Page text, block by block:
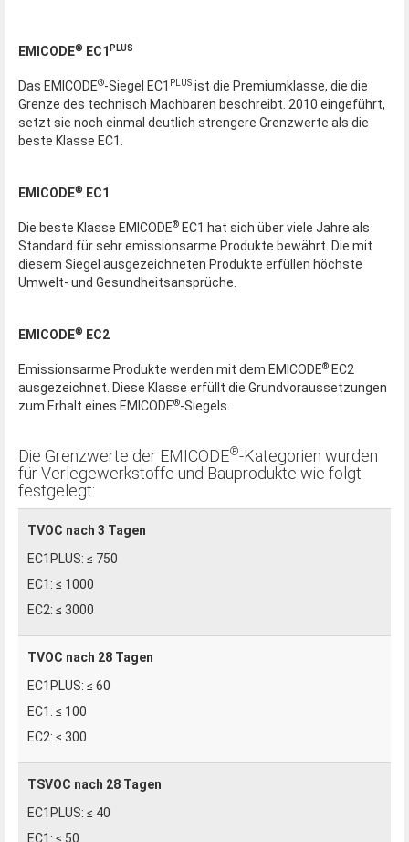
EMICODE® EC1 PLUS
Das EMICODE®-Siegel EC1 PLUS ist die Premiumklasse, die die
Grenze des technisch Machbaren beschreibt. 2010 eingeführt,
setzt sie noch einmal deutlich strengere Grenzwerte als die
beste Klasse EC1.
EMICODE® EC1
Die beste Klasse EMICODE® EC1 hat sich über viele Jahre als
Standard für sehr emissionsarme Produkte bewährt. Die mit
diesem Siegel ausgezeichneten Produkte erfüllen höchste
Umwelt- und Gesundheitsansprüche.
EMICODE® EC2
Emissionsarme Produkte werden mit dem EMICODE® EC2
ausgezeichnet. Diese Klasse erfüllt die Grundvoraussetzungen
zum Erhalt eines EMICODE®-Siegels.
Die Grenzwerte der EMICODE®-Kategorien wurden
für Verlegewerkstoffe und Bauprodukte wie folgt
festgelegt:
TVOC nach 3 Tagen
≤ 750
≤ 1000
≤ 3000
TVOC nach 28 Tagen
≤ 60
≤ 100
≤ 300
TSVOC nach 28 Tagen
≤ 40
≤ 50